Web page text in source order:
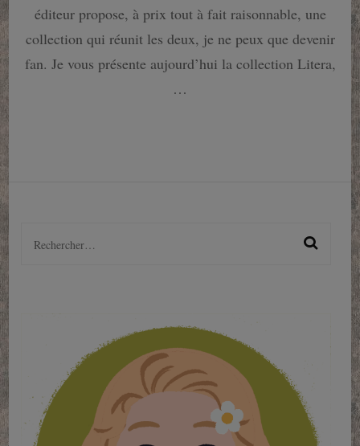
La
Pléiade
qu’à
éditeur propose, à prix tout à fait raisonnable, une
collection qui réunit les deux, je ne peux que devenir
fan. Je vous présente aujourd’hui la collection Litera,
…
Rechercher :